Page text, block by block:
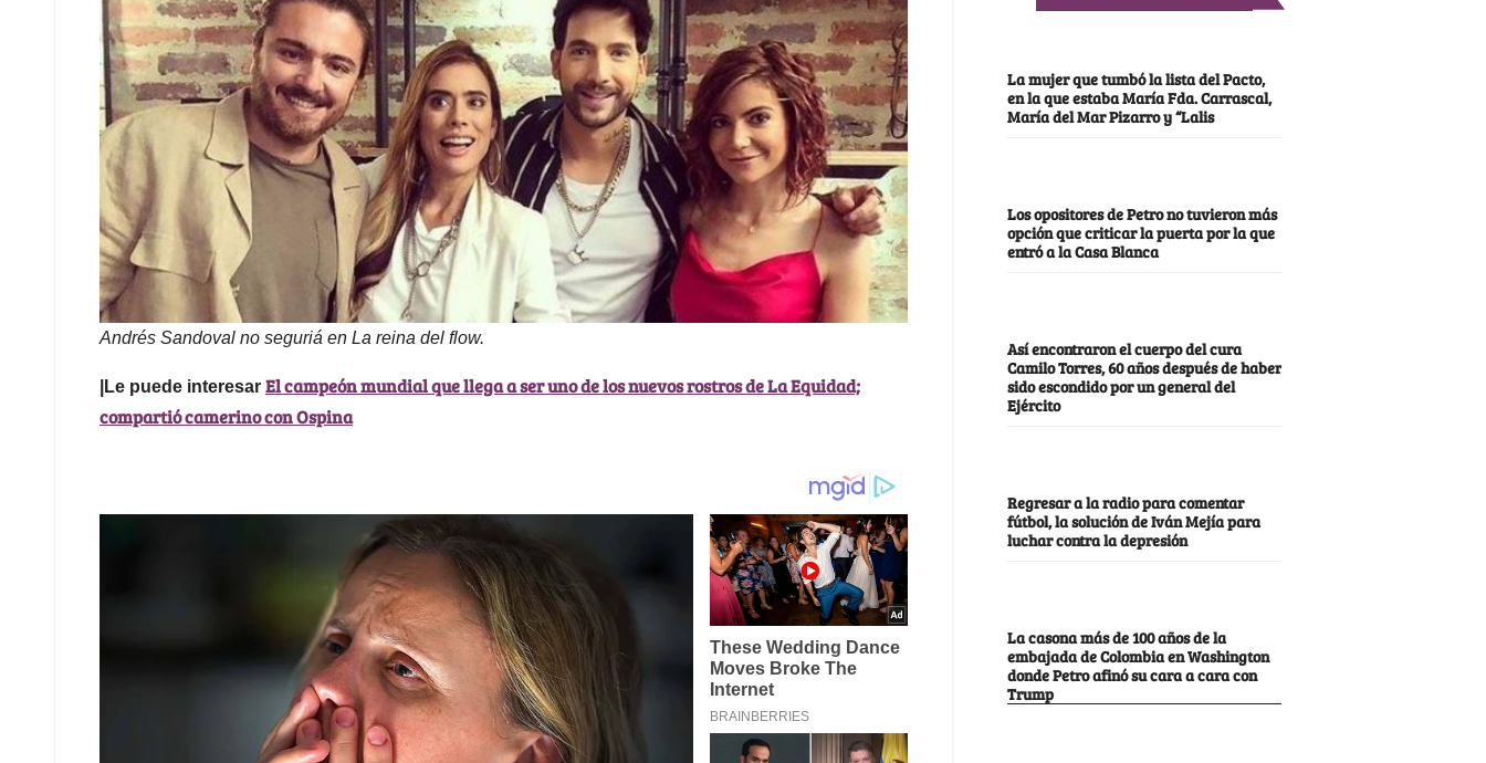
Andrés Sandoval no seguriá en La reina del flow.
|Le puede interesar El campeón mundial que llega a ser uno de los nuevos rostros de La Equidad;
compartió camerino con Ospina
La mujer que tumbó la lista del Pacto,
en la que estaba María Fda. Carrascal,
María del Mar Pizarro y “Lalis
Los opositores de Petro no tuvieron más
opción que criticar la puerta por la que
entró a la Casa Blanca
Así encontraron el cuerpo del cura
Camilo Torres, 60 años después de haber
sido escondido por un general del
Ejército
Regresar a la radio para comentar
fútbol, la solución de Iván Mejía para
luchar contra la depresión
La casona más de 100 años de la
embajada de Colombia en Washington
donde Petro afinó su cara a cara con
Trump